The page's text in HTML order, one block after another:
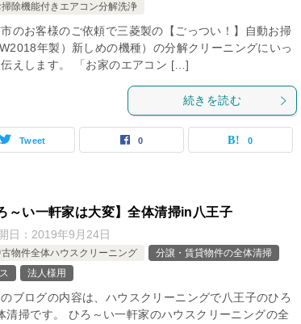
除機能付きエアコン分解洗浄
のお客様のご依頼で三菱製の【ごっつい！】自動お掃
年製）新しめの機種）の分解クリーニングにいっ
えします。 「お家のエアコン […]
続きを読む
Tweet 0 0
～い一軒家は大変】全体清掃in八王子
日： 2019年9月24日
物件全体ハウスクリーニング
分譲・賃貸物件の全体清掃
法人様用
ブログの内容は、ハウスクリーニングで八王子のひろ
清掃です。 ひろ～い一軒家のハウスクリーニングの全